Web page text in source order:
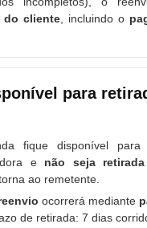
do cliente , incluindo o
para
fique disponível para
e não seja
ao remetente.
ocorrerá mediante
de retirada: 7 dias